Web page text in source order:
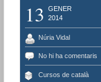
13
GENER
2014
Núria Vidal
No hi ha comentaris
Cursos de català